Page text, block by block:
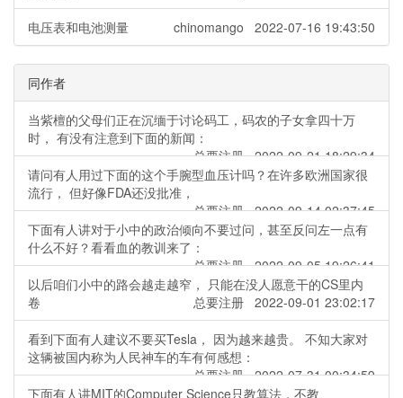
电压表和电池测量 chinomango 2022-07-16 19:43:50
同作者
当紫檀的父母们正在沉缅于讨论码工，码农的子女拿四十万
时， 有没有注意到下面的新闻：
总要注册 2022-09-21 18:29:34
请问有人用过下面的这个手腕型血压计吗？在许多欧洲国家很
流行， 但好像FDA还没批准，
总要注册 2022-09-14 02:37:45
下面有人讲对于小中的政治倾向不要过问，甚至反问左一点有
什么不好？看看血的教训来了：
总要注册 2022-09-05 19:26:41
以后咱们小中的路会越走越窄， 只能在没人愿意干的CS里内
卷
总要注册 2022-09-01 23:02:17
看到下面有人建议不要买Tesla， 因为越来越贵。 不知大家对
这辆被国内称为人民神车的车有何感想：
总要注册 2022-07-31 00:34:59
下面有人讲MIT的Computer Science只教算法，不教